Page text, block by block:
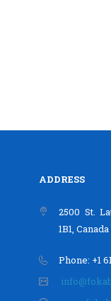
ADDRESS
2500 St.
1B1,
Phone: +1